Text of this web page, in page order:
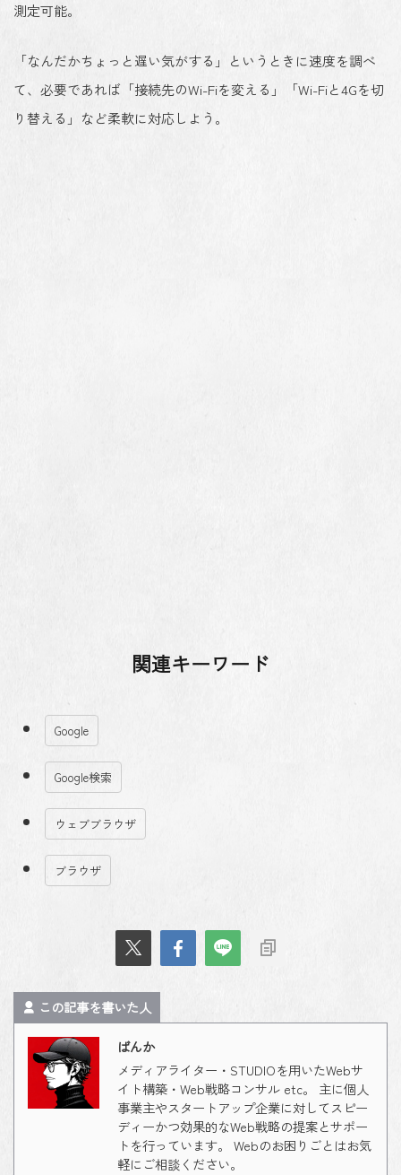
測定可能。
「なんだかちょっと遅い気がする」というときに速度を調べ
て、必要であれば「接続先のWi-Fiを変える」「Wi-Fiと4Gを切
り替える」など柔軟に対応しよう。
関連キーワード
Google
Google検索
ウェブブラウザ
ブラウザ
この記事を書いた人
ばんか
メディアライター・STUDIOを用いたWebサ
イト構築・Web戦略コンサル etc。 主に個人
事業主やスタートアップ企業に対してスピー
ディーかつ効果的なWeb戦略の提案とサポー
トを行っています。 Webのお困りごとはお気
軽にご相談ください。